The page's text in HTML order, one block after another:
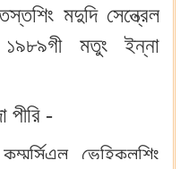
মদুদি সেন্ত্রেল
মতুং ইন্না
পীরি -
ভেহিকলশিং